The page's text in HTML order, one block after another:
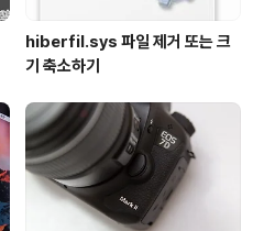
hiberfil.sys 파일 제거 또는 크
기 축소하기